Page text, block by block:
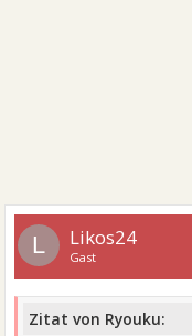
L Likos24
Gast
Zitat von Ryouku: